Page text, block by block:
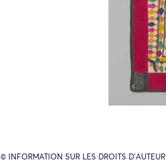
© INFORMATION SUR LES DROITS D’AUTEUR